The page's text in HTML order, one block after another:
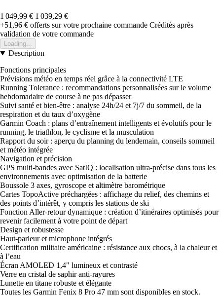
1 049,99 € 1 039,29 €
+51,96 € offerts sur votre prochaine commande Crédités après
validation de votre commande
Loading...
Description
Fonctions principales
Prévisions météo en temps réel grâce à la connectivité LTE
Running Tolerance : recommandations personnalisées sur le volume
hebdomadaire de course à ne pas dépasser
Suivi santé et bien-être : analyse 24h/24 et 7j/7 du sommeil, de la
respiration et du taux d’oxygène
Garmin Coach : plans d’entraînement intelligents et évolutifs pour le
running, le triathlon, le cyclisme et la musculation
Rapport du soir : aperçu du planning du lendemain, conseils sommeil
et météo intégrée
Navigation et précision
GPS multi-bandes avec SatIQ : localisation ultra-précise dans tous les
environnements avec optimisation de la batterie
Boussole 3 axes, gyroscope et altimètre barométrique
Cartes TopoActive préchargées : affichage du relief, des chemins et
des points d’intérêt, y compris les stations de ski
Fonction Aller-retour dynamique : création d’itinéraires optimisés pour
revenir facilement à votre point de départ
Design et robustesse
Haut-parleur et microphone intégrés
Certification militaire américaine : résistance aux chocs, à la chaleur et
à l’eau
Écran AMOLED 1,4" lumineux et contrasté
Verre en cristal de saphir anti-rayures
Lunette en titane robuste et élégante
Toutes les Garmin Fenix 8 Pro 47 mm sont disponibles en stock.